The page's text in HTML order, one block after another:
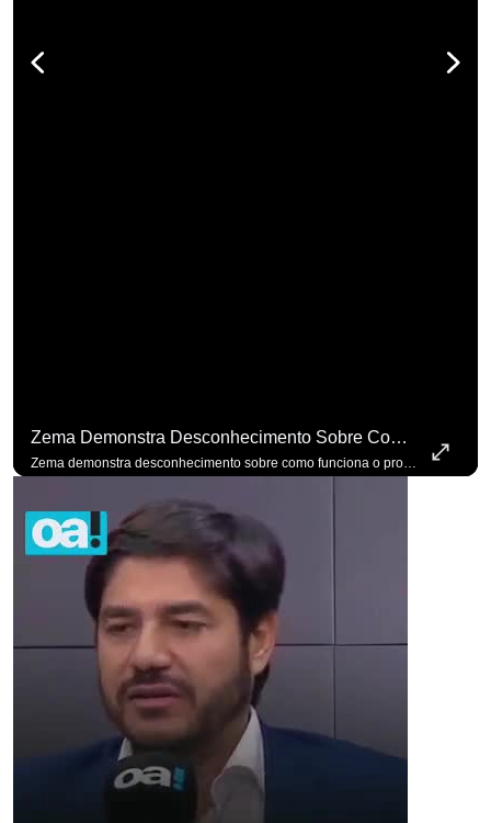
Zema Demonstra Desconhecimento Sobre Como Funciona O Processo De Mudança Das Leis. #OAntagonista